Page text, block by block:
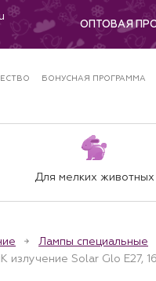
ОПТОВАЯ
БОНУСНАЯ ПРОГРАММА
Для мелких животных
Лампы специальные
Solar Glo E27,